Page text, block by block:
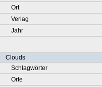
Ort
Verlag
Jahr
Clouds
Schlagwörter
Orte